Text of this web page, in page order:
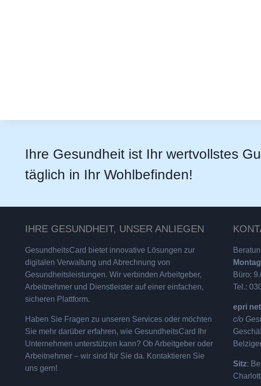
Ihre Gesundheit ist Ihr wertvollstes
täglich in Ihr Wohlbefinden!
IHRE GESUNDHEIT, UNSER ANLIEGEN
GesundheitsCard bietet innovative Lösungen zur
digitalen Verwaltung und Abrechnung von
Gesundheitsleistungen. Wir verbinden Arbeitgeber,
Arbeitnehmer und Dienstleister auf einer einfachen,
sicheren Plattform.
Haben Sie Fragen zu unseren Services oder möchten
Sie mehr darüber erfahren, wie GesundheitsCard Ihr
Unternehmen unterstützen kann? Ob Arbeitgeber oder
Arbeitnehmer – wir sind für Sie da. Kontaktieren Sie
uns gern!
Büro:
Tel.:
epri
c/o
Sitz: